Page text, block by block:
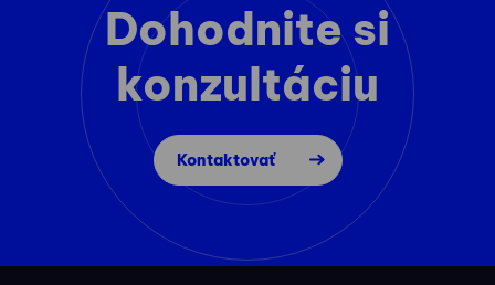
Dohodnite si
konzultáciu
Kontaktovať